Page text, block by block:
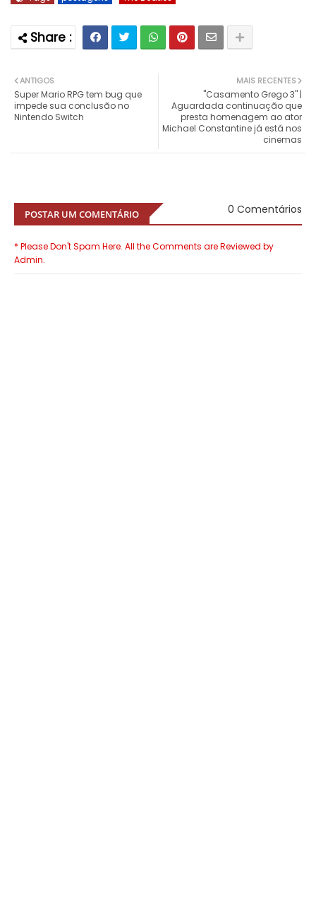
MAIS RECENTES
"Casamento Grego 3" |
Aguardada continuação que
presta homenagem ao ator
Michael Constantine já está nos
cinemas
ANTIGOS
Super Mario RPG tem bug que
impede sua conclusão no
Nintendo Switch
POSTAR UM COMENTÁRIO 0 Comentários
* Please Don't Spam Here. All the Comments are Reviewed by
Admin.